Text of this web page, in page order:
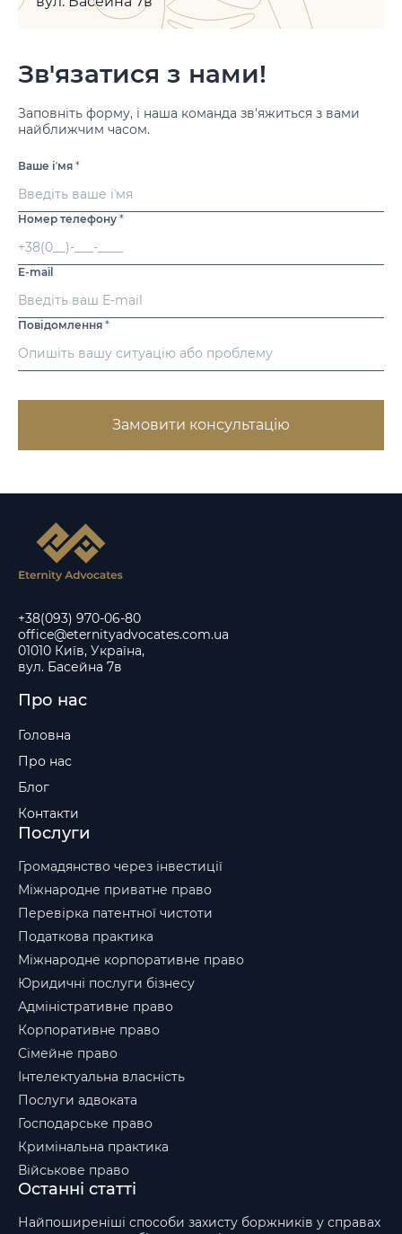
Зв'язатися з нами!
Заповніть форму, і наша команда зв'яжиться з вами
найближчим часом.
Ваше іʼмя *
Номер телефону *
E-mail
Повідомлення *
Замовити консультацію
+38(093) 970-06-80
office@eternityadvocates.com.ua
01010 Київ, Україна,
вул. Басейна 7в
Про нас
Головна
Про нас
Блог
Контакти
Послуги
Громадянство через інвестиції
Міжнародне приватне право
Перевірка патентної чистоти
Податкова практика
Міжнародне корпоративне право
Юридичні послуги бізнесу
Адміністративне право
Корпоративне право
Сімейне право
Інтелектуальна власність
Послуги адвоката
Господарське право
Кримінальна практика
Військове право
Останні статті
Найпоширеніші способи захисту боржників у справах